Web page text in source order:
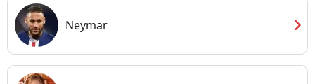
Neymar chevron_right